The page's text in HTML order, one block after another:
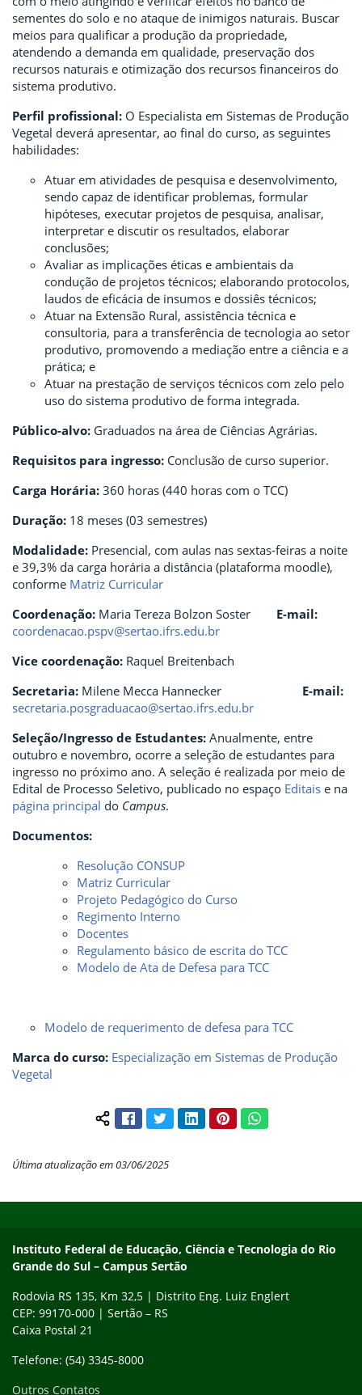
sementes do solo e no ataque de inimigos naturais. Buscar
meios para qualificar a produção da propriedade,
atendendo a demanda em qualidade, preservação dos
recursos naturais e otimização dos recursos financeiros do
sistema produtivo.
Perfil profissional: O Especialista em Sistemas de Produção
Vegetal deverá apresentar, ao final do curso, as seguintes
habilidades:
Atuar em atividades de pesquisa e desenvolvimento,
sendo capaz de identificar problemas, formular
hipóteses, executar projetos de pesquisa, analisar,
interpretar e discutir os resultados, elaborar
conclusões;
Avaliar as implicações éticas e ambientais da
condução de projetos técnicos; elaborando protocolos,
laudos de eficácia de insumos e dossiês técnicos;
Atuar na Extensão Rural, assistência técnica e
consultoria, para a transferência de tecnologia ao setor
produtivo, promovendo a mediação entre a ciência e a
prática; e
Atuar na prestação de serviços técnicos com zelo pelo
uso do sistema produtivo de forma integrada.
Público-alvo: Graduados na área de Ciências Agrárias.
Requisitos para ingresso: Conclusão de curso superior.
Carga Horária: 360 horas (440 horas com o TCC)
Duração: 18 meses (03 semestres)
Modalidade: Presencial, com aulas nas sextas-feiras a noite
e 39,3% da carga horária a distância (plataforma moodle),
conforme Matriz Curricular
Coordenação: Maria Tereza Bolzon Soster E-mail:
coordenacao.pspv@sertao.ifrs.edu.br
Vice coordenação: Raquel Breitenbach
Secretaria: Milene Mecca Hannecker E-mail:
secretaria.posgraduacao@sertao.ifrs.edu.br
Seleção/Ingresso de Estudantes: Anualmente, entre
outubro e novembro, ocorre a seleção de estudantes para
ingresso no próximo ano. A seleção é realizada por meio de
Edital de Processo Seletivo, publicado no espaço Editais e na
página principal do Campus.
Documentos:
Resolução CONSUP
Matriz Curricular
Projeto Pedagógico do Curso
Regimento Interno
Docentes
Regulamento básico de escrita do TCC
Modelo de Ata de Defesa para TCC
Modelo de requerimento de defesa para TCC
Marca do curso: Especialização em Sistemas de Produção
Vegetal
Compartilhar conteúdo:
FacebookTwitterLinkedInPinterestWhatsApp
Última atualização em 03/06/2025
Instituto Federal de Educação, Ciência e Tecnologia do Rio
Grande do Sul – Campus Sertão
Rodovia RS 135, Km 32,5 | Distrito Eng. Luiz Englert
CEP: 99170-000 | Sertão – RS
Caixa Postal 21
Telefone: (54) 3345-8000
Outros Contatos